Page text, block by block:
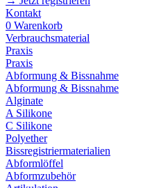
Kontakt
0 Warenkorb
Verbrauchsmaterial
Praxis
Praxis
Abformung & Bissnahme
Abformung & Bissnahme
Alginate
A Silikone
C Silikone
Polyether
Bissregistriermaterialien
Abformlöffel
Abformzubehör